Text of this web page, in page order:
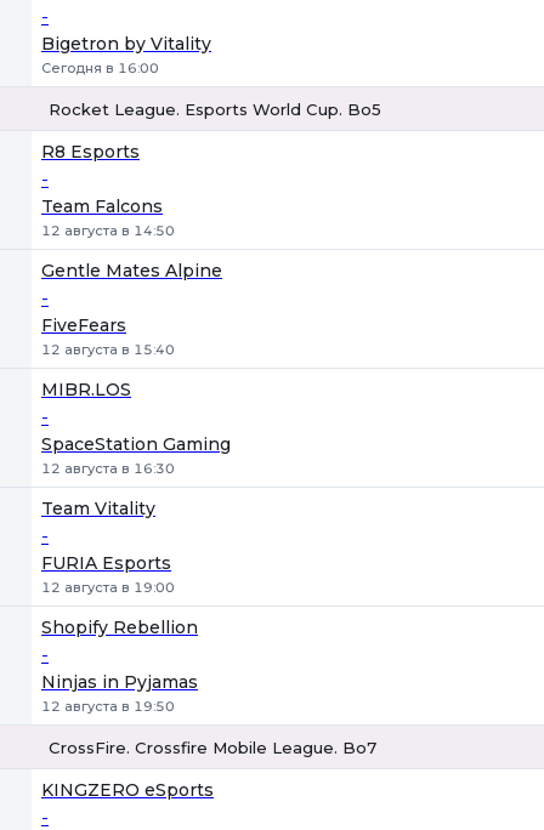
-
Bigetron by Vitality
Сегодня в 16:00
Rocket League. Esports World Cup. Bo5
R8 Esports
-
Team Falcons
12 августа в 14:50
Gentle Mates Alpine
-
FiveFears
12 августа в 15:40
MIBR.LOS
-
SpaceStation Gaming
12 августа в 16:30
Team Vitality
-
FURIA Esports
12 августа в 19:00
Shopify Rebellion
-
Ninjas in Pyjamas
12 августа в 19:50
CrossFire. Crossfire Mobile League. Bo7
KINGZERO eSports
-